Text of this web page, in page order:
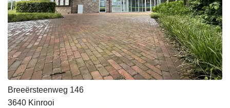
Breeërsteenweg 146
3640 Kinrooi